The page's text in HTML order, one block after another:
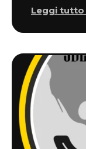
Leggi tutto